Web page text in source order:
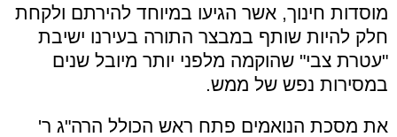
מוסדות חינוך, אשר הגיעו במיוחד להירתם ולקחת
חלק להיות שותף במבצר התורה בעירנו ישיבת
"עטרת צבי" שהוקמה מלפני יותר מיובל שנים
במסירות נפש של ממש.
את מסכת הנואמים פתח ראש הכולל הרה"ג ר'